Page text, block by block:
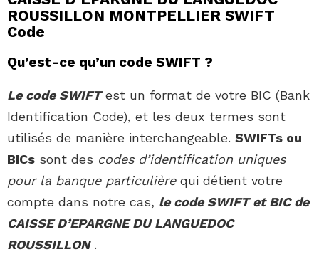
ROUSSILLON MONTPELLIER SWIFT
Code
Qu’est-ce qu’un code SWIFT ?
Le code SWIFTest un format de votre BIC (Bank
Identification Code), et les deux termes sont
utilisés de manière interchangeable. SWIFTs ou
BICs sont des codes d’identification uniques
pour la banque particulière qui détient votre
compte dans notre cas, le code SWIFT et BIC de
CAISSE D’EPARGNE DU LANGUEDOC
ROUSSILLON.